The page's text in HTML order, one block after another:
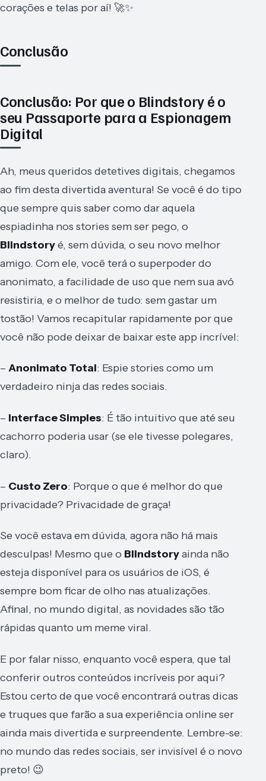
corações e telas por aí! 🚀✨
Conclusão
Conclusão: Por que o Blindstory é o
seu Passaporte para a Espionagem
Digital
Ah, meus queridos detetives digitais, chegamos
ao fim desta divertida aventura! Se você é do tipo
que sempre quis saber como dar aquela
espiadinha nos stories sem ser pego, o
Blindstoryé, sem dúvida, o seu novo melhor
amigo. Com ele, você terá o superpoder do
anonimato, a facilidade de uso que nem sua avó
resistiria, e o melhor de tudo: sem gastar um
tostão! Vamos recapitular rapidamente por que
você não pode deixar de baixar este app incrível:
– Anonimato Total: Espie stories como um
verdadeiro ninja das redes sociais.
– Interface Simples: É tão intuitivo que até seu
cachorro poderia usar (se ele tivesse polegares,
claro).
– Custo Zero: Porque o que é melhor do que
privacidade? Privacidade de graça!
Se você estava em dúvida, agora não há mais
desculpas! Mesmo que o Blindstoryainda não
esteja disponível para os usuários de iOS, é
sempre bom ficar de olho nas atualizações.
Afinal, no mundo digital, as novidades são tão
rápidas quanto um meme viral.
E por falar nisso, enquanto você espera, que tal
conferir outros conteúdos incríveis por aqui?
Estou certo de que você encontrará outras dicas
e truques que farão a sua experiência online ser
ainda mais divertida e surpreendente. Lembre-se:
no mundo das redes sociais, ser invisível é o novo
preto! 😉